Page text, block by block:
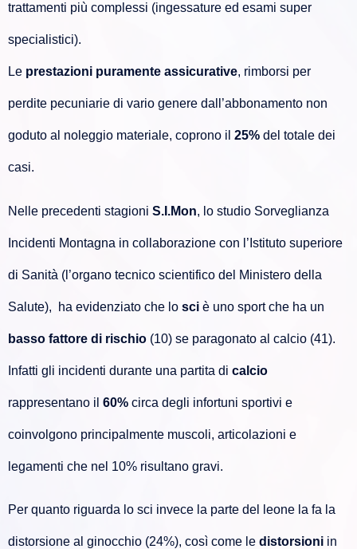
trattamenti più complessi (ingessature ed esami super
specialistici).
Le prestazioni puramente assicurative, rimborsi per
perdite pecuniarie di vario genere dall’abbonamento non
goduto al noleggio materiale, coprono il 25% del totale dei
casi.
Nelle precedenti stagioni S.I.Mon, lo studio Sorveglianza
Incidenti Montagna in collaborazione con l’Istituto superiore
di Sanità (l’organo tecnico scientifico del Ministero della
Salute), ha evidenziato che lo sci è uno sport che ha un
basso fattore di rischio (10) se paragonato al calcio (41).
Infatti gli incidenti durante una partita di calcio
rappresentano il 60% circa degli infortuni sportivi e
coinvolgono principalmente muscoli, articolazioni e
legamenti che nel 10% risultano gravi.
Per quanto riguarda lo sci invece la parte del leone la fa la
distorsione al ginocchio (24%), così come le distorsioni in